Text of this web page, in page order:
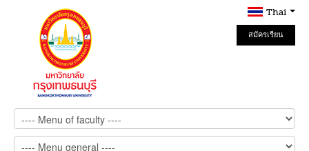
Thai
สมัครเรียน
Online